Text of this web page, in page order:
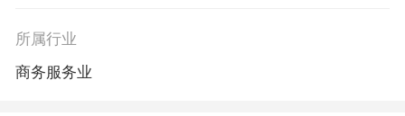
所属行业
商务服务业